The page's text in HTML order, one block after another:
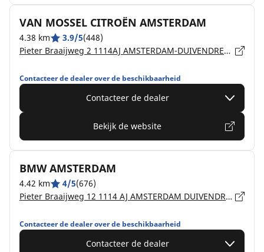
VAN MOSSEL CITROËN AMSTERDAM
4.38 km 3.9/5(448)
Pieter Braaijweg 2 1114AJ AMSTERDAM-DUIVENDRECHT
Contacteer de dealer over de beschikbaarheid
Contacteer de dealer
Bekijk de website
BMW AMSTERDAM
4.42 km 4/5(676)
Pieter Braaijweg 12 1114 AJ AMSTERDAM DUIVENDRECHT
Contacteer de dealer over de beschikbaarheid
Contacteer de dealer